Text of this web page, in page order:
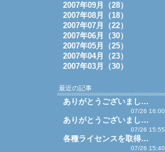
2007年09月（28）
2007年08月（18）
2007年07月（22）
2007年06月（30）
2007年05月（25）
2007年04月（23）
2007年03月（30）
最近の記事
ありがとうございまし…
07/26 16:00
ありがとうございまし…
07/26 15:55
各種ライセンスを取得…
07/26 15:40